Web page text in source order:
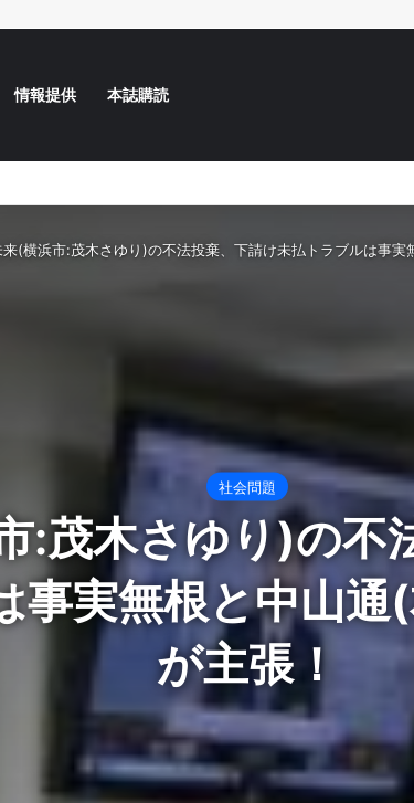
情報提供 本誌購読
発、情報をお寄せください
来(横浜市:茂木さゆり)の不法投棄、下請け未払トラブルは事実
社会問題
:茂木さゆり)の不
事実無根と中山通
が主張！